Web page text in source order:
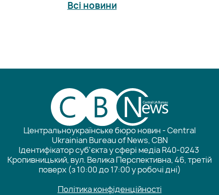
Всі новини
Центральноукраїнське бюро новин - Central
Ukrainian Bureau of News, CBN
Ідентифікатор суб'єкта у сфері медіа R40-0243
Кропивницький, вул. Велика Перспективна, 46, третій
поверх (з 10:00 до 17:00 у робочі дні)
Політика конфіденційності